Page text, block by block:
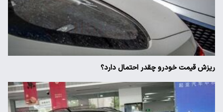
ریزش قیمت خودرو چقدر احتمال دارد؟